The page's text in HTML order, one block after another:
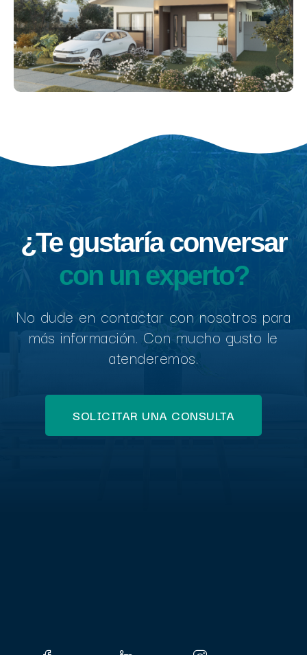
¿Te gustaría conversar
con un experto?
No dude en contactar con nosotros para
más información. Con mucho gusto le
atenderemos.
SOLICITAR UNA CONSULTA